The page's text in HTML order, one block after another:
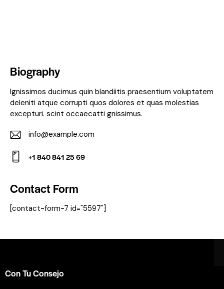
Biography
Ignissimos ducimus quin blandiitis praesentium voluptatem
deleniti atque corrupti quos dolores et quas molestias
excepturi. scint occaecatti gnissimus.
E-
m
info@example.com
on
+1 840 841 25 69
Contact Form
[contact-form-7 id="5597"]
Con Tu Consejo